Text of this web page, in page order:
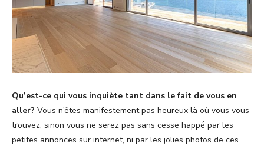
Qu’est-ce qui vous inquiète tant dans le fait de vous en
aller? Vous n’êtes manifestement pas heureux là où vous vous
trouvez, sinon vous ne serez pas sans cesse happé par les
petites annonces sur internet, ni par les jolies photos de ces